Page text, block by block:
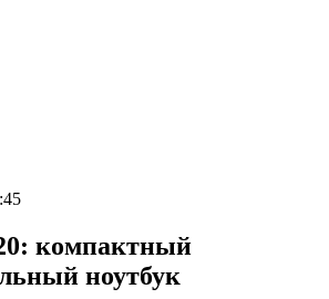
компактный
ноутбук